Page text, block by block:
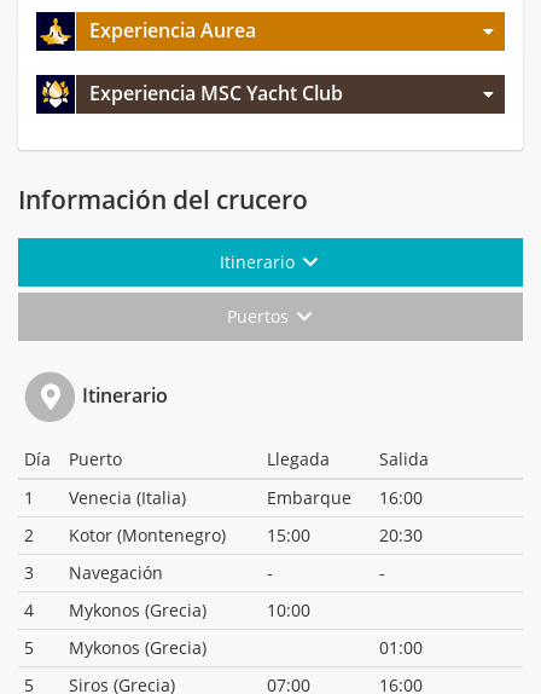
Experiencia Aurea
Experiencia MSC Yacht Club
Información del crucero
Itinerario
Puertos
Itinerario
Día Puerto Llegada
Salida
1
Venecia (Italia) Embarque
16:00
2
Kotor (Montenegro) 15:00
20:30
3
Navegación -
-
4
Mykonos (Grecia)
10:00
5
Mykonos (Grecia)
01:00
5
Siros (Grecia) 07:00 16:00